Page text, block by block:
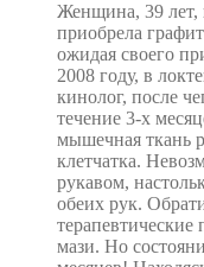
Женщина, 39 лет,
приобрела
ожидая своего
2008 году, в
кинолог, после
течение 3-х
мышечная ткань
клетчатка.
рукавом,
обеих рук.
мази. Но